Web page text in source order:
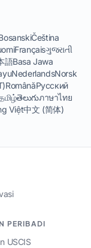
Čeština
Françaisગુજરાતી
語Basa Jawa
NederlandsNorsk
RomânăРусский
తెలుగుภาษาไทย
Việt中文 (简体)
PERIBADI
USCIS